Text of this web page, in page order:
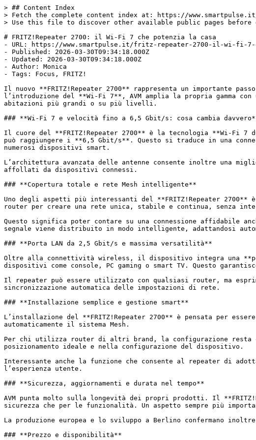
> ## Content Index
> Fetch the complete content index at: https://
> Use this file to discover other available public pages before
# FRITZ!Repeater 2700: il Wi-Fi 7 che potenzia la casa
- URL: https://www.smartpulse.it/fritz-repeater-2700-il-wi-fi-7-
- Published: 2026-03-30T09:34:18.000Z
- Updated: 2026-03-30T09:34:18.000Z
- Author: Monica
- Tags: Focus, FRITZ!
Il nuovo **FRITZ!Repeater 2700** rappresenta un importante
l’introduzione del **Wi-Fi 7**, AVM amplia la propria gamma
abitazioni più grandi o su più livelli.
### **Wi-Fi 7 e velocità fino a 6,5 Gbit/s: cosa cambia
Il cuore del **FRITZ!Repeater 2700** è la tecnologia **Wi-Fi 7
può raggiungere i **6,5 Gbit/s**. Questo si traduce in una
numerosi dispositivi smart.
L’architettura avanzata delle antenne consente inoltre una
affollati da dispositivi connessi.
### **Copertura totale e rete Mesh intelligente**
Uno degli aspetti più interessanti del **FRITZ!Repeater
router per creare una rete unica, stabile e continua, senza
Questo significa poter contare su una connessione affidabile
segnale viene distribuito in modo intelligente, adattandosi
### **Porta LAN da 2,5 Gbit/s e massima versatilità**
Oltre alla connettività wireless, il dispositivo integra una
dispositivi come console, PC gaming o smart TV. Questo
Il repeater può essere utilizzato con qualsiasi router, ma
sincronizzazione automatica delle impostazioni di rete.
### **Installazione semplice e gestione smart**
L’installazione del **FRITZ!Repeater 2700** è pensata per
automaticamente il sistema Mesh.
Per chi utilizza router di altri brand, la configurazione resta
posizionamento ideale e nella configurazione del dispositivo.
Interessante anche la funzione che consente al repeater di
l’esperienza utente.
### **Sicurezza, aggiornamenti e durata nel tempo**
AVM punta molto sulla longevità dei propri prodotti. Il
sicurezza che per le funzionalità. Un aspetto sempre più
La produzione europea e lo sviluppo a Berlino confermano
### **Prezzo e disponibilità**